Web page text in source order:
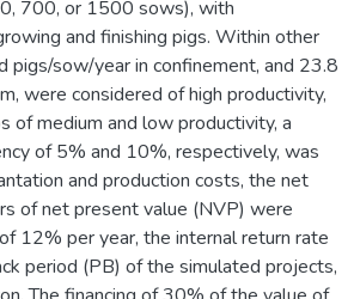
700, or 1500 sows), with
and finishing pigs. Within other
pigs/sow/year in confinement, and 23.8
were considered of high productivity,
of medium and low productivity, a
of 5% and 10%, respectively, was
and production costs, the net
of net present value (NVP) were
12% per year, the internal return rate
period (PB) of the simulated projects,